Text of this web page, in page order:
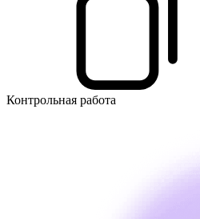
Контрольная работа